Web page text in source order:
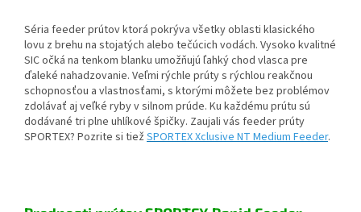
Séria feeder prútov ktorá pokrýva všetky oblasti klasického
lovu z brehu na stojatých alebo tečúcich vodách. Vysoko kvalitné
SIC očká na tenkom blanku umožňujú ľahký chod vlasca pre
ďaleké nahadzovanie. Veľmi rýchle prúty s rýchlou reakčnou
schopnosťou a vlastnosťami, s ktorými môžete bez problémov
zdolávať aj veľké ryby v silnom prúde. Ku každému prútu sú
dodávané tri plne uhlíkové špičky. Zaujali vás feeder prúty
SPORTEX? Pozrite si tiež SPORTEX Xclusive NT Medium Feeder.